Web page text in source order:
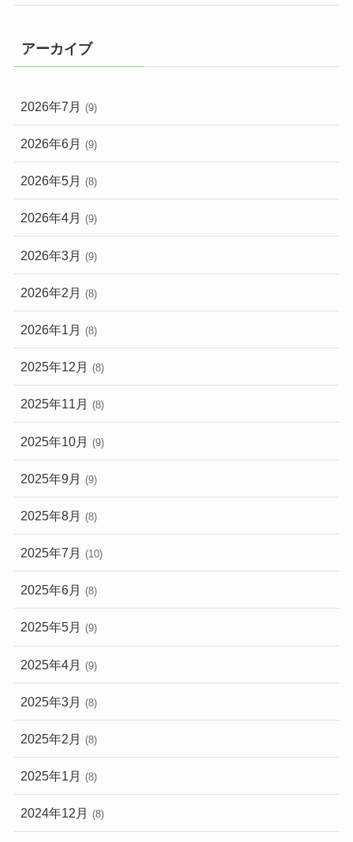
アーカイブ
2026年7月 (9)
2026年6月 (9)
2026年5月 (8)
2026年4月 (9)
2026年3月 (9)
2026年2月 (8)
2026年1月 (8)
2025年12月 (8)
2025年11月 (8)
2025年10月 (9)
2025年9月 (9)
2025年8月 (8)
2025年7月 (10)
2025年6月 (8)
2025年5月 (9)
2025年4月 (9)
2025年3月 (8)
2025年2月 (8)
2025年1月 (8)
2024年12月 (8)